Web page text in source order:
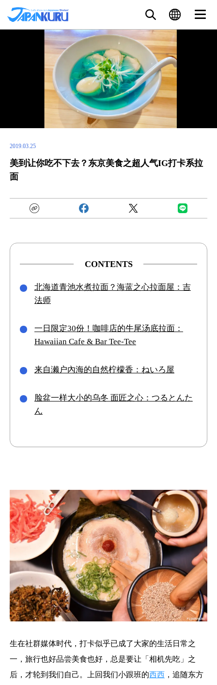
2019.03.25
美到让你吃不下去？东京美食之超人气IG打卡系拉
面
CONTENTS
北海道青池水煮拉面？海蓝之心拉面屋：吉
法师
一日限定30份！咖啡店的牛尾汤底拉面：
Hawaiian Cafe & Bar Tee-Tee
来自濑户內海的自然柠檬香：ねいろ屋
脸盆一样大小的乌冬 面匠之心：つるとんた
ん
生在社群媒体时代，打卡似乎已成了大家的生活日常之
一，旅行也好品尝美食也好，总是要让「相机先吃」之
后，才轮到我们自己。上回我们小跟班的西西 ，追随东方